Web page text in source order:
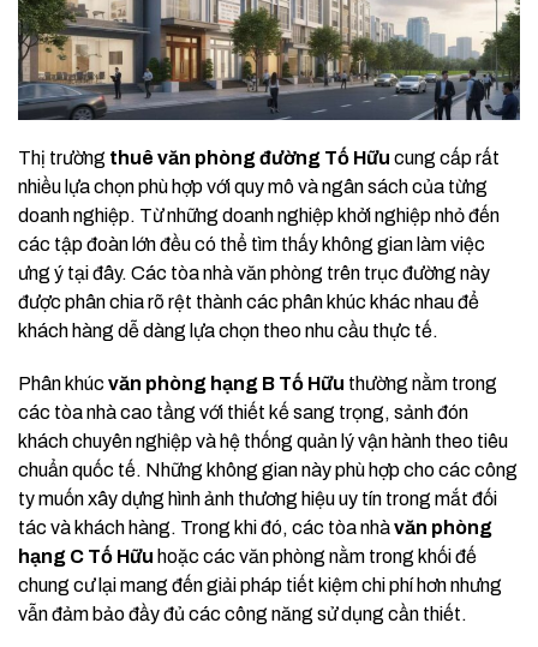
Thị trường thuê văn phòng đường Tố Hữu cung cấp rất
nhiều lựa chọn phù hợp với quy mô và ngân sách của từng
doanh nghiệp. Từ những doanh nghiệp khởi nghiệp nhỏ đến
các tập đoàn lớn đều có thể tìm thấy không gian làm việc
ưng ý tại đây. Các tòa nhà văn phòng trên trục đường này
được phân chia rõ rệt thành các phân khúc khác nhau để
khách hàng dễ dàng lựa chọn theo nhu cầu thực tế.
Phân khúc văn phòng hạng B Tố Hữu thường nằm trong
các tòa nhà cao tầng với thiết kế sang trọng, sảnh đón
khách chuyên nghiệp và hệ thống quản lý vận hành theo tiêu
chuẩn quốc tế. Những không gian này phù hợp cho các công
ty muốn xây dựng hình ảnh thương hiệu uy tín trong mắt đối
tác và khách hàng. Trong khi đó, các tòa nhàvăn phòng
hạng C Tố Hữu hoặc các văn phòng nằm trong khối đế
chung cư lại mang đến giải pháp tiết kiệm chi phí hơn nhưng
vẫn đảm bảo đầy đủ các công năng sử dụng cần thiết.